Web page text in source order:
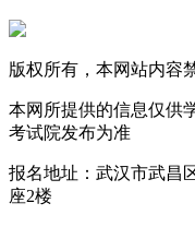
版权所有，本网站内容
本网所提供的信息仅供
考试院发布为准
报名地址：武汉市武昌
座2楼